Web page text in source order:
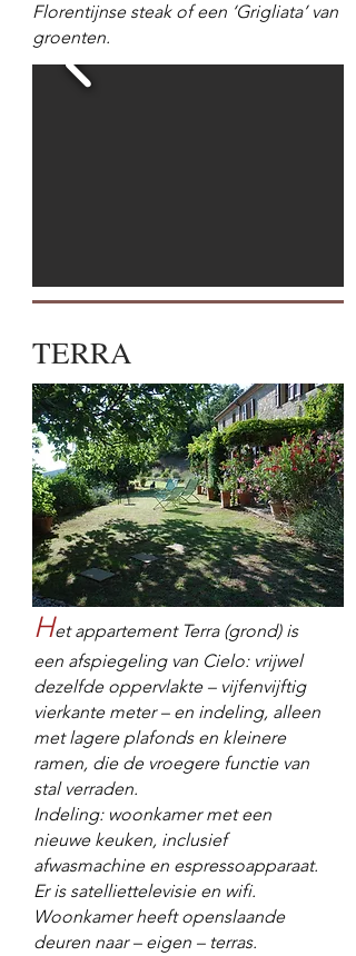
Florentijnse steak of een ‘Grigliata’ van
groenten.
TERRA
Het appartement Terra (grond) is
een afspiegeling van Cielo: vrijwel
dezelfde oppervlakte – vijfenvijftig
vierkante meter – en indeling, alleen
met lagere plafonds en kleinere
ramen, die de vroegere functie van
stal verraden.
Indeling: woonkamer met een
nieuwe keuken, inclusief
afwasmachine en espressoapparaat.
Er is satelliettelevisie en wifi.
Woonkamer heeft openslaande
deuren naar – eigen – terras.